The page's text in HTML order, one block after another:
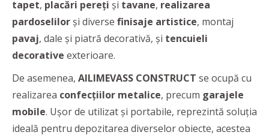
tapet, placări pereți și tavane, realizarea
pardoselilor și diverse finisaje artistice, montaj
pavaj, dale și piatră decorativă, și tencuieli
decorative exterioare.
De asemenea, AILIMEVASS CONSTRUCT se ocupă cu
realizarea confecțiilor metalice, precum garajele
mobile. Ușor de utilizat și portabile, reprezintă soluția
ideală pentru depozitarea diverselor obiecte, acestea